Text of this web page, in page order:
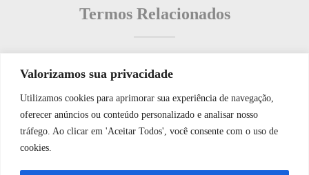
Valorizamos sua privacidade
Utilizamos cookies para aprimorar sua experiência de navegação,
oferecer anúncios ou conteúdo personalizado e analisar nosso
tráfego. Ao clicar em 'Aceitar Todos', você consente com o uso de
cookies.
Termos Relacionados
Termos populares
O que é: Lista de Autorizações
O que é Câmeras Sem Fio
WhatsApp JF Tech
Vamos conversar e descobrir como